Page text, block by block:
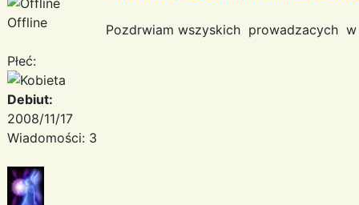
Offline
Płeć:
Debiut:
2008/11/17
Wiadomości: 3
Pozdrwiam wszyskich prowadzacych